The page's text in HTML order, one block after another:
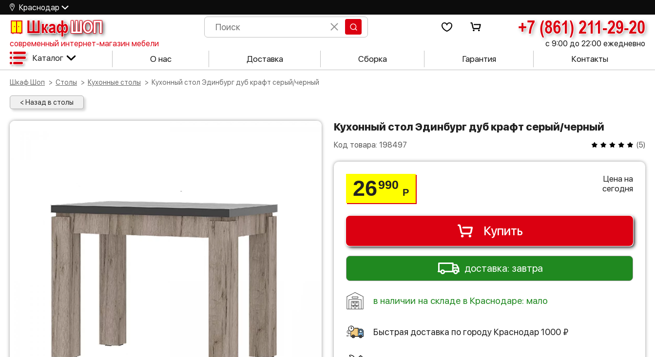
Краснодар
ШкафШОП +7 (861) 211-29-20
современный интернет-магазин мебели с 9:00 до 22:00 ежедневно
Каталог О нас Доставка Сборка Гарантия Контакты
Шкаф Шоп Столы Кухонные столы Кухонный стол Эдинбург дуб крафт серый/черный
< Назад в столы
Кухонный стол Эдинбург дуб крафт серый/черный
Код товара: 198497 (5)
26990
Р
Цена на
сегодня
Купить
доставка: завтра
в наличии на складе в Краснодаре: мало
Быстрая доставка по городу Краснодар 1000 ₽